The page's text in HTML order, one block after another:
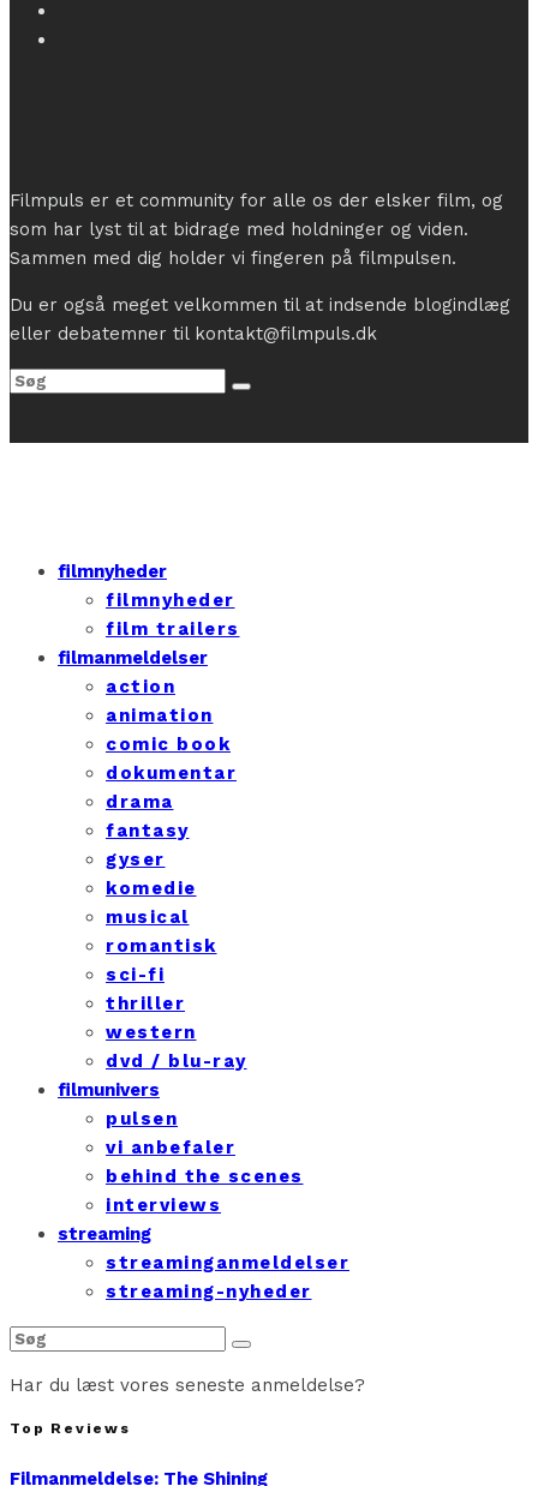
Filmpuls er et community for alle os der elsker film, og
som har lyst til at bidrage med holdninger og viden.
Sammen med dig holder vi fingeren på filmpulsen.
Du er også meget velkommen til at indsende blogindlæg
eller debatemner til kontakt@filmpuls.dk
filmnyheder
filmnyheder
film trailers
filmanmeldelser
action
animation
comic book
dokumentar
drama
fantasy
gyser
komedie
musical
romantisk
sci-fi
thriller
western
dvd / blu-ray
filmunivers
pulsen
vi anbefaler
behind the scenes
interviews
streaming
streaminganmeldelser
streaming-nyheder
Har du læst vores seneste anmeldelse?
Top Reviews
Filmanmeldelse: The Shining